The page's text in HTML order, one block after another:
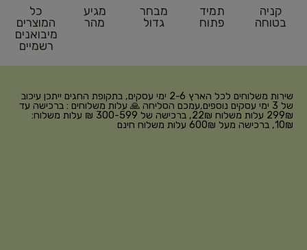
קניה
בטוחה
תמיד
פתוח
מבחר
גדול
מגיע
מהר
כל
המוצרים
מיבואנים
רשמיים
שירות משלוחים לכל הארץ 2-6 ימי עסקים, בתקופת החגים ייתכן עיכוב
של 3 ימי עסקים נוספים,עמכם הסליחה 🙏 עלות משלוחים : ברכישה עד
299₪ עלות משלוח 22₪, ברכישה של 300-599 ₪ עלות משלוח:
10₪, ברכישה מעל 600₪ עלות משלוח חינם